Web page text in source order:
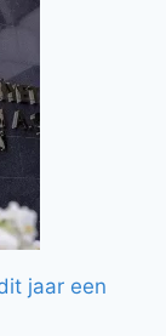
jaar een